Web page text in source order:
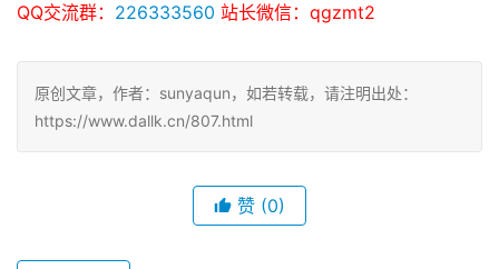
QQ交流群： 226333560 站长微信：qgzmt2
原创文章，作者：sunyaqun，如若转载，请注明出处：
https://www.dallk.cn/807.html
赞 (0)